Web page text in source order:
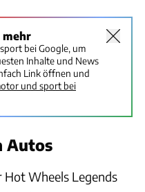
mehr
bei Google, um
Inhalte und News
Link öffnen und
und sport bei
Autos
Hot Wheels Legends